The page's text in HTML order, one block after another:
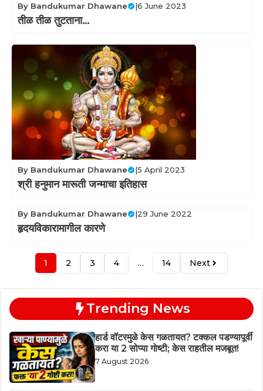
By Bandukumar Dhawane |6 June 2023
तीळ तीळ तुटताना…
By Bandukumar Dhawane |5 April 2023
श्री हनुमान मारूती जन्माचा इतिहास
By Bandukumar Dhawane |29 June 2022
हृदयविकारामागील कारणे
1 2 3 4 … 14 Next
Trending News
हार्ड वॉटरमुळे केस गळतायत? टक्कल पडण्यापूर्वी
करा या 2 सोप्या गोष्टी; केस राहतील मजबूत!
7 August 2026